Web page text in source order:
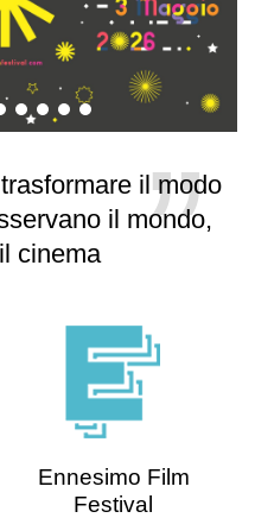
il modo
il mondo,
cinema
Ennesimo Film
Festival